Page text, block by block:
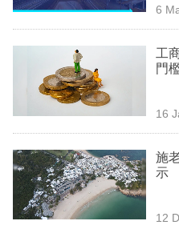
生
事
欄
訂
閱
6
工
門
16
施
示
12